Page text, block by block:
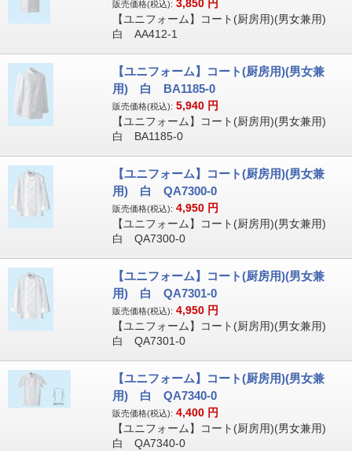
販売価格(税込): 3,850 円
【ユニフォーム】コート(厨房用)(男女兼用)
白 AA412-1
【ユニフォーム】コート(厨房用)(男女兼
用) 白 BA1185-0
販売価格(税込): 5,940 円
【ユニフォーム】コート(厨房用)(男女兼用)
白 BA1185-0
【ユニフォーム】コート(厨房用)(男女兼
用) 白 QA7300-0
販売価格(税込): 4,950 円
【ユニフォーム】コート(厨房用)(男女兼用)
白 QA7300-0
【ユニフォーム】コート(厨房用)(男女兼
用) 白 QA7301-0
販売価格(税込): 4,950 円
【ユニフォーム】コート(厨房用)(男女兼用)
白 QA7301-0
【ユニフォーム】コート(厨房用)(男女兼
用) 白 QA7340-0
販売価格(税込): 4,400 円
【ユニフォーム】コート(厨房用)(男女兼用)
白 QA7340-0